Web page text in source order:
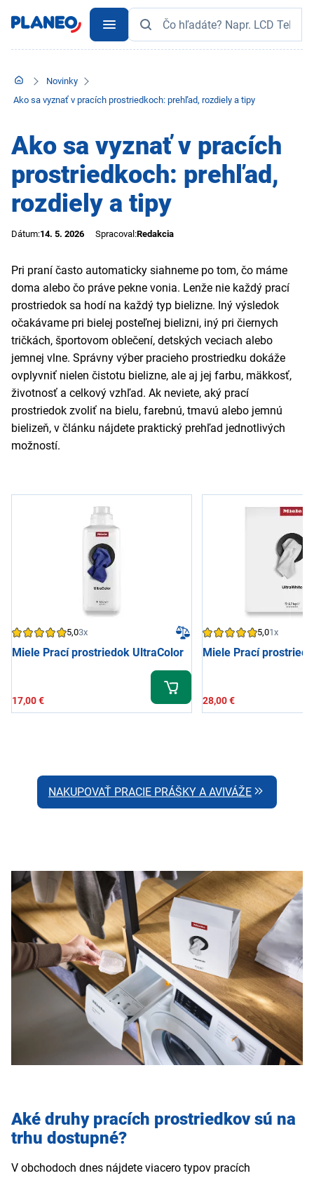
Novinky
Ako sa vyznať v pracích prostriedkoch: prehľad, rozdiely a tipy
Ako sa vyznať v pracích
prostriedkoch: prehľad,
rozdiely a tipy
Dátum:14. 5. 2026 Spracoval:Redakcia
Pri praní často automaticky siahneme po tom, čo máme
doma alebo čo práve pekne vonia. Lenže nie každý prací
prostriedok sa hodí na každý typ bielizne. Iný výsledok
očakávame pri bielej posteľnej bielizni, iný pri čiernych
tričkách, športovom oblečení, detských veciach alebo
jemnej vlne. Správny výber pracieho prostriedku dokáže
ovplyvniť nielen čistotu bielizne, ale aj jej farbu, mäkkosť,
životnosť a celkový vzhľad. Ak neviete, aký prací
prostriedok zvoliť na bielu, farebnú, tmavú alebo jemnú
bielizeň, v článku nájdete praktický prehľad jednotlivých
možností.
5,03x
Miele Prací prostriedok UltraColor
17,00 €
5,01x
Miele Prací
28,00 €
NAKUPOVAŤ PRACIE PRÁŠKY A AVIVÁŽE
Aké druhy pracích prostriedkov sú na
trhu dostupné?
V obchodoch dnes nájdete viacero typov pracích